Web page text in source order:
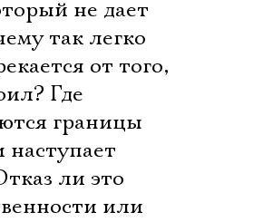
не дает
так легко
от того,
Где
границы
наступает
ли это
или